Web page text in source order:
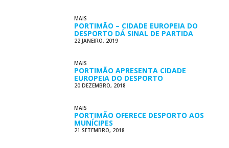
MAIS
PORTIMÃO – CIDADE EUROPEIA DO
DESPORTO DÁ SINAL DE PARTIDA
22 JANEIRO, 2019
MAIS
PORTIMÃO APRESENTA CIDADE
EUROPEIA DO DESPORTO
20 DEZEMBRO, 2018
MAIS
PORTIMÃO OFERECE DESPORTO AOS
MUNÍCIPES
21 SETEMBRO, 2018